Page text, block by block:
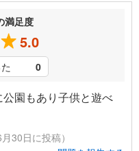
満足度
5.0
0
園もあり子供と遊べ
30日に投稿）